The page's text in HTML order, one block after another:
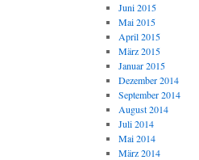
Juni 2015
Mai 2015
April 2015
März 2015
Januar 2015
Dezember 2014
September 2014
August 2014
Juli 2014
Mai 2014
März 2014